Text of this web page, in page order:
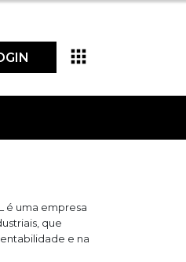
é uma empresa
que
e na